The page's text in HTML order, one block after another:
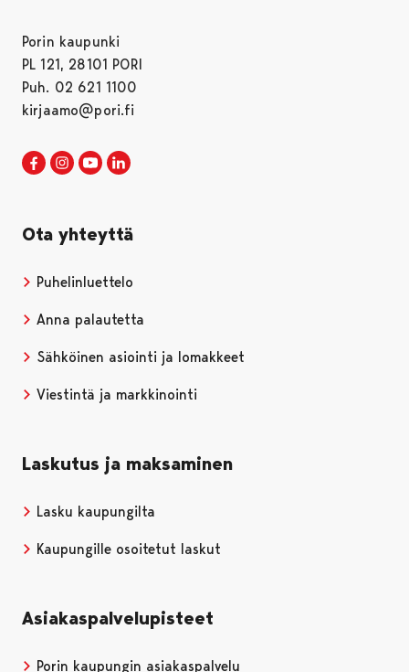
Porin kaupunki
PL 121, 28101 PORI
Puh. 02 621 1100
kirjaamo@pori.fi
Porin kaupunki Facebookissa
Avautuu uudessa välilehdessä
Porin kaupunki Instagramissa
Avautuu uudessa välilehdessä
Porin kaupunki Youtubessa
Avautuu uudessa välilehdessä
Ota yhteyttä
Puhelinluettelo
Anna palautetta
Sähköinen asiointi ja lomakkeet
Viestintä ja markkinointi
Laskutus ja maksaminen
Lasku kaupungilta
Kaupungille osoitetut laskut
Asiakaspalvelupisteet
Porin kaupungin asiakaspalvelu